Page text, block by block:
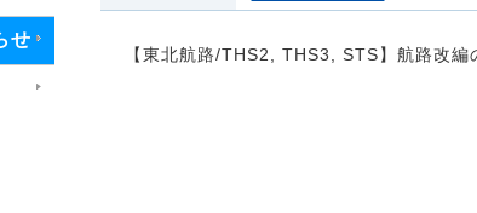
せ
【東北航路/THS2, THS3, STS】航路改編